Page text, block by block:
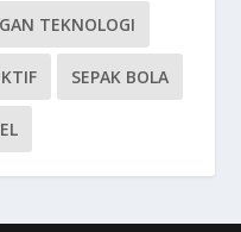
TEKNOLOGI
SEPAK BOLA